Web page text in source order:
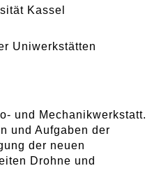
Kassel
Uniwerkstätten
und Mechanikwerkstatt.
und Aufgaben der
der neuen
Drohne und